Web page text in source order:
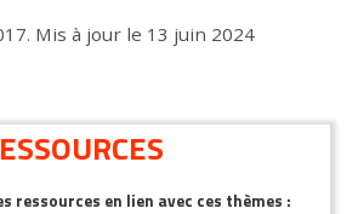
. Mis à jour le 13 juin 2024
ressources en lien avec ces thèmes :